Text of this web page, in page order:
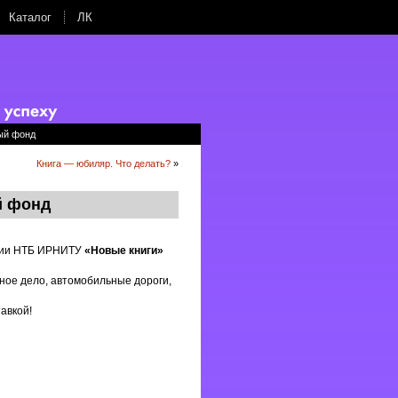
Каталог ЛК
фонд
Книга — юбиляр. Что делать? »
фонд
НТБ ИРНИТУ «Новые книги»
дело, автомобильные дороги,